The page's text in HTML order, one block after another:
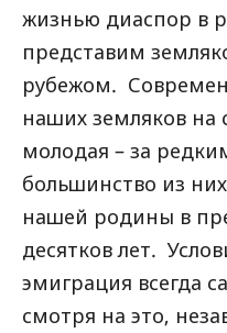
жизнью диаспор в
представим
рубежом.
наших земляков на
молодая – за
большинство из
нашей родины в
десятков лет.
эмиграция всегда
смотря на это,